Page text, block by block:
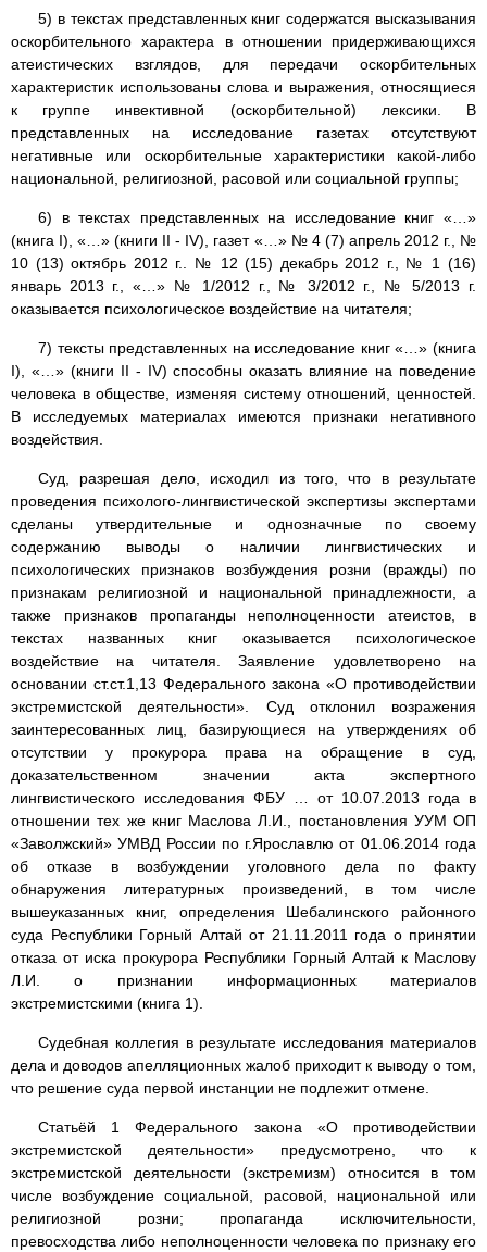
5) в текстах представленных книг содержатся высказывания
оскорбительного характера в отношении придерживающихся
атеистических взглядов, для передачи оскорбительных
характеристик использованы слова и выражения, относящиеся
к группе инвективной (оскорбительной) лексики. В
представленных на исследование газетах отсутствуют
негативные или оскорбительные характеристики какой-либо
национальной, религиозной, расовой или социальной группы;
6) в текстах представленных на исследование книг «…»
(книга I), «…» (книги II - IV), газет «…» № 4 (7) апрель 2012 г., №
10 (13) октябрь 2012 г.. № 12 (15) декабрь 2012 г., № 1 (16)
январь 2013 г., «…» № 1/2012 г., № 3/2012 г., № 5/2013 г.
оказывается психологическое воздействие на читателя;
7) тексты представленных на исследование книг «…» (книга
I), «…» (книги II - IV) способны оказать влияние на поведение
человека в обществе, изменяя систему отношений, ценностей.
В исследуемых материалах имеются признаки негативного
воздействия.
Суд, разрешая дело, исходил из того, что в результате
проведения психолого-лингвистической экспертизы экспертами
сделаны утвердительные и однозначные по своему
содержанию выводы о наличии лингвистических и
психологических признаков возбуждения розни (вражды) по
признакам религиозной и национальной принадлежности, а
также признаков пропаганды неполноценности атеистов, в
текстах названных книг оказывается психологическое
воздействие на читателя. Заявление удовлетворено на
основании ст.ст.1,13 Федерального закона «О противодействии
экстремистской деятельности». Суд отклонил возражения
заинтересованных лиц, базирующиеся на утверждениях об
отсутствии у прокурора права на обращение в суд,
доказательственном значении акта экспертного
лингвистического исследования ФБУ … от 10.07.2013 года в
отношении тех же книг Маслова Л.И., постановления УУМ ОП
«Заволжский» УМВД России по г.Ярославлю от 01.06.2014 года
об отказе в возбуждении уголовного дела по факту
обнаружения литературных произведений, в том числе
вышеуказанных книг, определения Шебалинского районного
суда Республики Горный Алтай от 21.11.2011 года о принятии
отказа от иска прокурора Республики Горный Алтай к Маслову
Л.И. о признании информационных материалов
экстремистскими (книга 1).
Судебная коллегия в результате исследования материалов
дела и доводов апелляционных жалоб приходит к выводу о том,
что решение суда первой инстанции не подлежит отмене.
Статьёй 1 Федерального закона «О противодействии
экстремистской деятельности» предусмотрено, что к
экстремистской деятельности (экстремизм) относится в том
числе возбуждение социальной, расовой, национальной или
религиозной розни; пропаганда исключительности,
превосходства либо неполноценности человека по признаку его